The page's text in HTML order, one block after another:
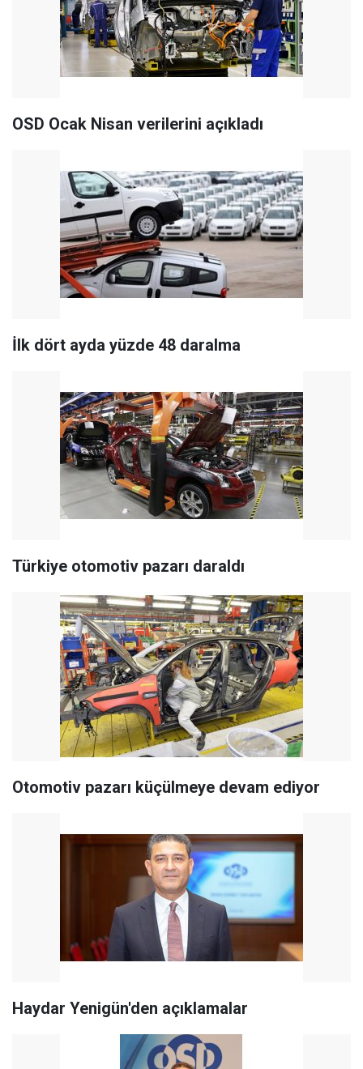
OSD Ocak Nisan verilerini açıkladı
İlk dört ayda yüzde 48 daralma
Türkiye otomotiv pazarı daraldı
Otomotiv pazarı küçülmeye devam ediyor
Haydar Yenigün'den açıklamalar